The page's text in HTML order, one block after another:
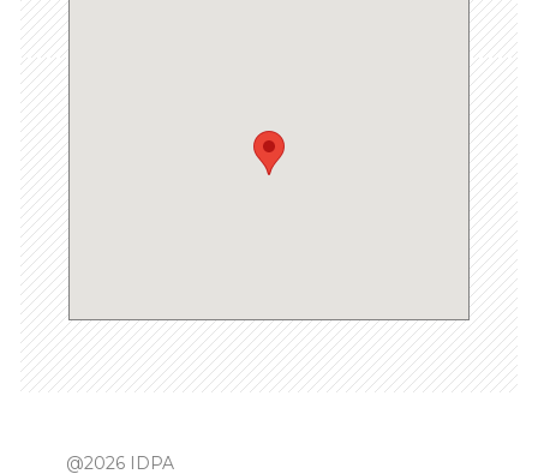
@2026 IDPA